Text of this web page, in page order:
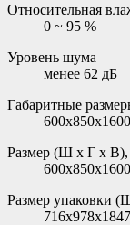
Относительная
0 ~ 95 %
Уровень шума
менее 62 дБ
Габаритные
600х850х1600
Размер (Ш х Г х
600х850х1600
Размер упаковки
716х978x1847